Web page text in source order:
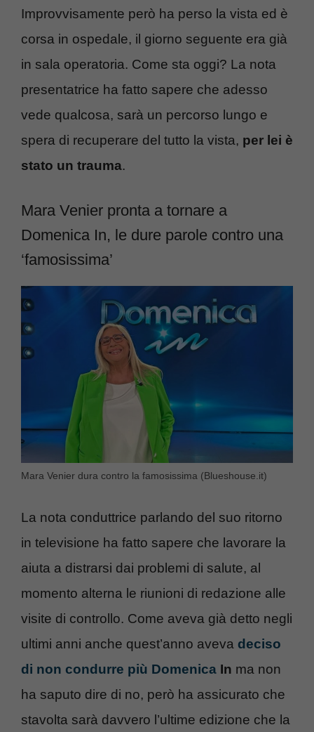
Improvvisamente però ha perso la vista ed è
corsa in ospedale, il giorno seguente era già
in sala operatoria. Come sta oggi? La nota
presentatrice ha fatto sapere che adesso
vede qualcosa, sarà un percorso lungo e
spera di recuperare del tutto la vista, per lei è
stato un trauma.
Mara Venier pronta a tornare a
Domenica In, le dure parole contro una
‘famosissima’
Mara Venier dura contro la famosissima (Blueshouse.it)
La nota conduttrice parlando del suo ritorno
in televisione ha fatto sapere che lavorare la
aiuta a distrarsi dai problemi di salute, al
momento alterna le riunioni di redazione alle
visite di controllo. Come aveva già detto negli
ultimi anni anche quest’anno aveva deciso
di non condurre più Domenica In ma non
ha saputo dire di no, però ha assicurato che
stavolta sarà davvero l’ultime edizione che la